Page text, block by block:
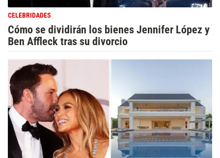
CELEBRIDADES
Cómo se dividirán los bienes Jennifer López y
Ben Affleck tras su divorcio